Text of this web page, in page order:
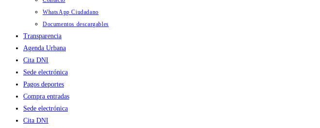
WhatsApp Ciudadano
Documentos descargables
Transparencia
Agenda Urbana
Cita DNI
Sede electrónica
Pagos deportes
Compra entradas
Sede electrónica
Cita DNI